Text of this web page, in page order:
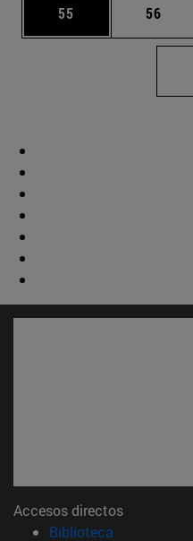
Página
55 Página
56
Accesos directos
Biblioteca